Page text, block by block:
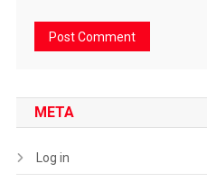
META
Log in